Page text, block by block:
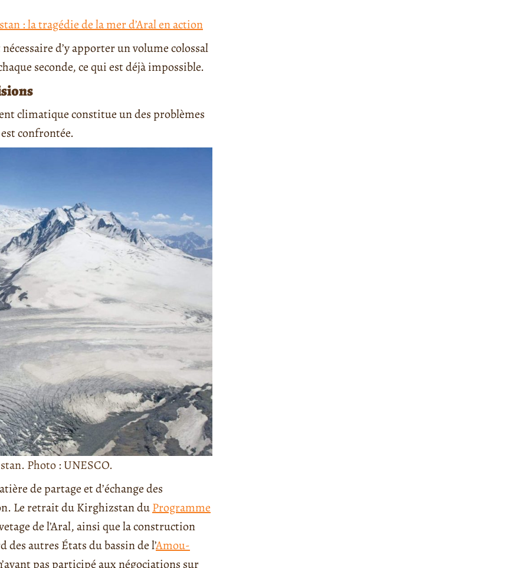
: la tragédie de la mer d’Aral en action
d’y apporter un volume colossal
seconde, ce qui est déjà impossible.
climatique constitue un des problèmes
confrontée.
Photo : UNESCO.
de partage et d’échange des
Le retrait du Kirghizstan duProgramme
de l’Aral, ainsi que la construction
des autres États du bassin de l’Amou-
pas participé aux négociations sur